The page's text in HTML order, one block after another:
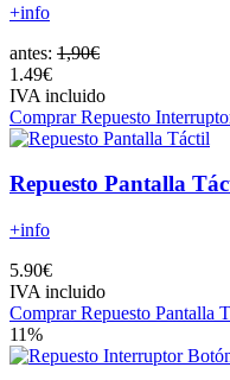
+info
antes: 1,90€
1.49€
IVA incluido
Comprar Repuesto
Repuesto Pantalla
+info
5.90€
IVA incluido
Comprar Repuesto Pantalla
11%